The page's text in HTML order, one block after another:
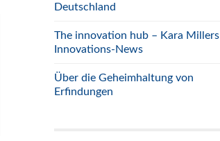
Deutschland
The innovation hub – Kara Millers
Innovations-News
Über die Geheimhaltung von
Erfindungen